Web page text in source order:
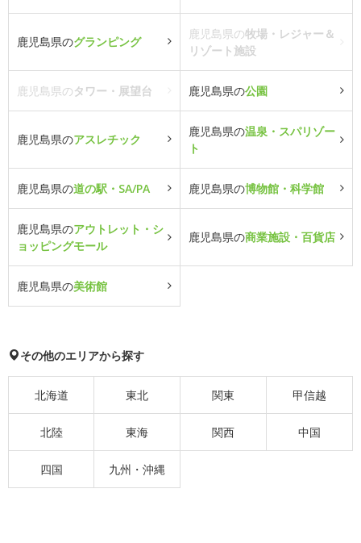
鹿児島県のグランピング
鹿児島県の牧場・レジャー＆
リゾート施設
鹿児島県のタワー・展望台 鹿児島県の公園
鹿児島県のアスレチック
鹿児島県の温泉・スパリゾー
ト
鹿児島県の道の駅・SA/PA 鹿児島県の博物館・科学館
鹿児島県のアウトレット・シ
ョッピングモール
鹿児島県の商業施設・百貨店
鹿児島県の美術館
その他のエリアから探す
北海道 東北 関東 甲信越
北陸 東海 関西 中国
四国 九州・沖縄